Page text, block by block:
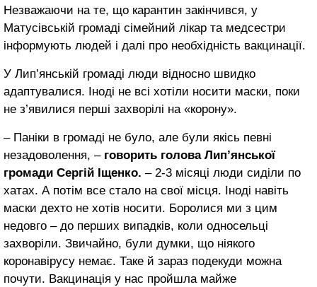
Незважаючи на те, що карантин закінчився, у
Матусівській громаді сімейний лікар та медсестри
інформують людей і далі про необхідність вакцинації.
У Лип’янській громаді люди відносно швидко
адаптувалися. Іноді не всі хотіли носити маски, поки
не з’явилися перші захворілі на «корону».
– Паніки в громаді не було, але були якісь певні
незадоволення, – говорить голова Лип’янської
громади Сергій Іщенко. – 2-3 місяці люди сиділи по
хатах. А потім все стало на свої місця. Іноді навіть
маски дехто не хотів носити. Боролися ми з цим
недовго – до перших випадків, коли односельці
захворіли. Звичайно, були думки, що ніякого
коронавірусу немає. Таке й зараз подекуди можна
почути. Вакцинація у нас пройшла майже